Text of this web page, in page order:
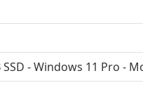
SSD - Windows 11 Pro -